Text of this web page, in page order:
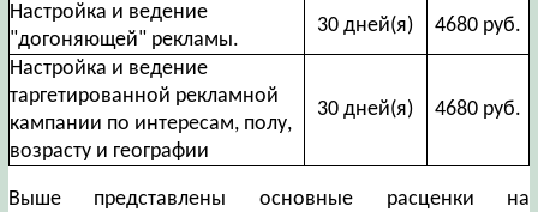
Настройка и ведение
"догоняющей" рекламы.
30 дней(я)
4680 руб.
Настройка и ведение
таргетированной рекламной
кампании по интересам, полу,
возрасту и географии
30 дней(я) 4680 руб.
Выше представлены основные расценки на